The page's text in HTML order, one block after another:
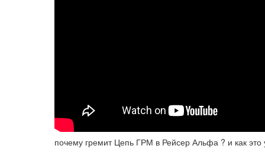
почему гремит Цепь ГРМ в Рейсер Альфа ? и как это